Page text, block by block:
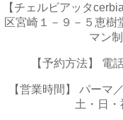
【チェルビアッタ
区宮崎１－９－５恵
マン
【予約方法】 電
【営業時間】 パーマ
土・日